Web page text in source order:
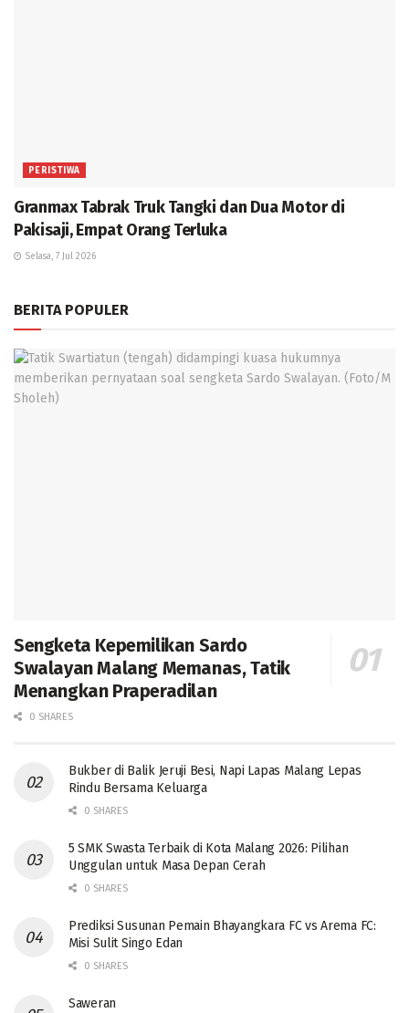
PERISTIWA
Granmax Tabrak Truk Tangki dan Dua Motor di
Pakisaji, Empat Orang Terluka
Selasa, 7 Jul 2026
BERITA POPULER
Sengketa Kepemilikan Sardo
Swalayan Malang Memanas, Tatik
Menangkan Praperadilan
0 SHARES
Bukber di Balik Jeruji Besi, Napi Lapas Malang Lepas
Rindu Bersama Keluarga
0 SHARES
5 SMK Swasta Terbaik di Kota Malang 2026: Pilihan
Unggulan untuk Masa Depan Cerah
0 SHARES
Prediksi Susunan Pemain Bhayangkara FC vs Arema FC:
Misi Sulit Singo Edan
0 SHARES
Saweran